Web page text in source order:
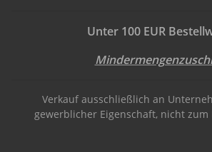
Unter 100 EUR
Verkauf ausschließlich an
gewerblicher Eigenschaft, nicht zum